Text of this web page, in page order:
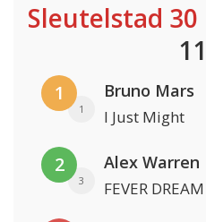
Sleutelstad 30
1
1
Bruno Mars
I Just Might
2
3
Alex Warren
FEVER DREAM